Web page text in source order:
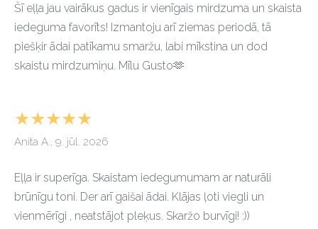
Šī eļļa jau vairākus gadus ir vienīgais mirdzuma un skaista
iedeguma favorīts! Izmantoju arī ziemas periodā, tā
piešķir ādai patīkamu smaržu, labi mīkstina un dod
skaistu mirdzumiņu. Mīlu Gusto🫶
★★★★★
Anita A., 9. jūl. 2026
Eļļa ir superīga. Skaistam iedegumumam ar naturāli
brūnīgu toni. Der arī gaišai ādai. Klājas ļoti viegli un
vienmērīgi , neatstājot pleķus. Skaržo burvīgi! :))